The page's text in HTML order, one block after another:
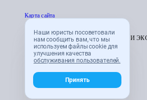
Наши юристы посоветовали
нам сообщить вам, что мы
используем файлы cookie для
улучшения качества
обслуживания пользователей.
Принять
Карта сайта
© 1995 - 2026 «ЦЕНТР АТТЕСТАЦИИ И
CENTRATTEK.RU